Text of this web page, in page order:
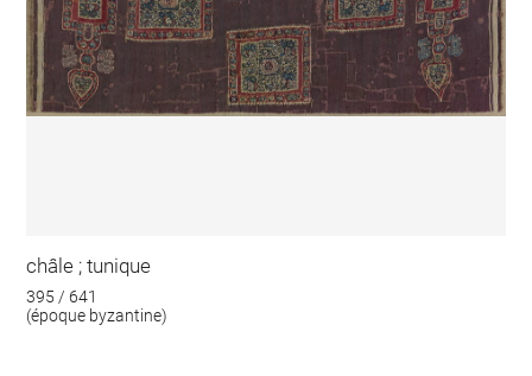
châle ; tunique
395 / 641
(époque byzantine)